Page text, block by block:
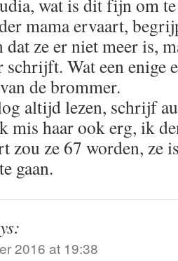
mama ervaart,
ze er niet meer is,
schrijft. Wat een enige
de brommer.
altijd lezen, schrijf
mis haar ook erg, ik
zou ze 67 worden, ze
gaan.
2016 at 19:38